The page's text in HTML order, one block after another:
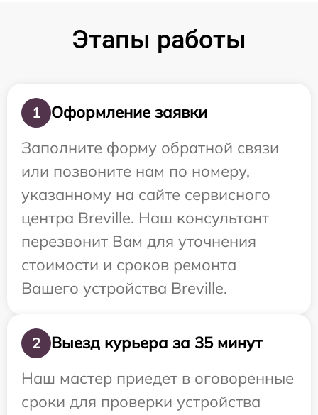
Этапы работы
1
Оформление заявки
Заполните форму обратной связи
или позвоните нам по номеру,
указанному на сайте сервисного
центра Breville. Наш консультант
перезвонит Вам для уточнения
стоимости и сроков ремонта
Вашего устройства Breville.
2
Выезд курьера за 35 минут
Наш мастер приедет в оговоренные
сроки для проверки устройства